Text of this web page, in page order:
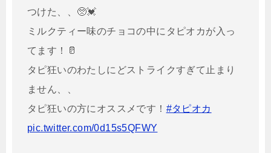
つけた、、🥺💓
ミルクティー味のチョコの中にタピオカが入っ
てます！🥛
タピ狂いのわたしにどストライクすぎて止まり
ません、、
タピ狂いの方にオススメです！ #タピオカ
pic.twitter.com/0d15s5QFWY